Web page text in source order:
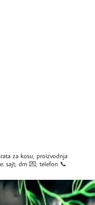
za kosu, proizvodnja
sajt; dm 💌; telefon 📞